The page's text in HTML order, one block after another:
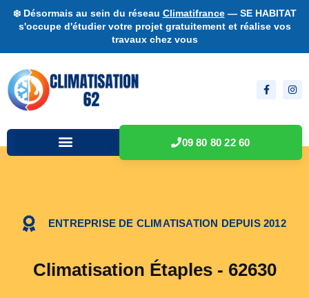
❄️ Désormais au sein du réseau Climatifrance— SE HABITAT
s'occupe d'étudier votre projet gratuitement et réalise vos
travaux chez vous
09 80 80 22 60
ENTREPRISE DE CLIMATISATION DEPUIS 2012
Climatisation Étaples - 62630